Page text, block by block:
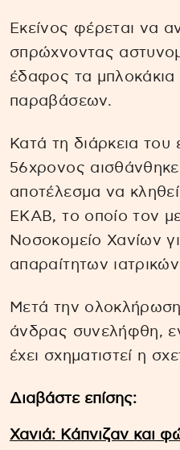
Εκείνος φέρεται να
σπρώχνοντας
έδαφος τα μπλοκάκια
παραβάσεων.
Κατά τη διάρκεια του
56χρονος
αποτέλεσμα να
ΕΚΑΒ, το οποίο τον
Νοσοκομείο Χανίων
απαραίτητων
Μετά την ολοκλήρωση
άνδρας συνελήφθη,
έχει σχηματιστεί η
Διαβάστε επίσης:
Χανιά: Kάπνιζαν και